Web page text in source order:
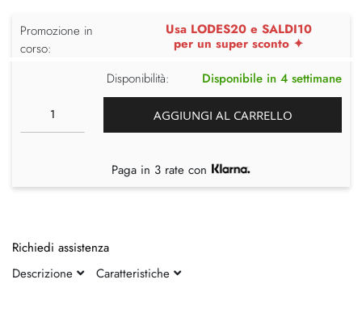
Promozione in
corso:
Usa LODES20 e SALDI10
per un super sconto ✦
Disponibilità:
Disponibile in 4 settimane
AGGIUNGI AL CARRELLO
Paga in 3 rate con
Richiedi assistenza
Descrizione
Caratteristiche